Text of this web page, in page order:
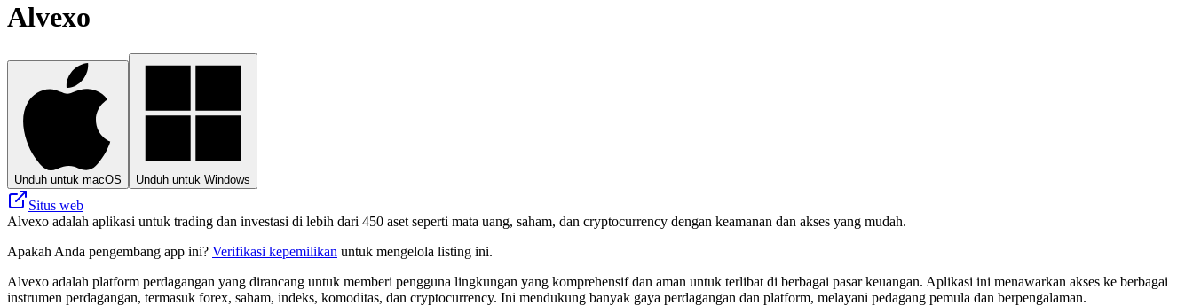
Alvexo
Unduh untuk macOS Unduh untuk Windows
Situs web
Alvexo adalah aplikasi untuk trading dan investasi di lebih dari 450 aset seperti mata uang, saham, dan cryptocurrency dengan keamanan dan akses yang mudah.
Apakah Anda pengembang app ini? Verifikasi kepemilikan untuk mengelola listing ini.
Alvexo adalah platform perdagangan yang dirancang untuk memberi pengguna lingkungan yang komprehensif dan aman untuk terlibat di berbagai pasar keuangan. Aplikasi ini menawarkan akses ke berbagai
instrumen perdagangan, termasuk forex, saham, indeks, komoditas, dan cryptocurrency. Ini mendukung banyak gaya perdagangan dan platform, melayani pedagang pemula dan berpengalaman.